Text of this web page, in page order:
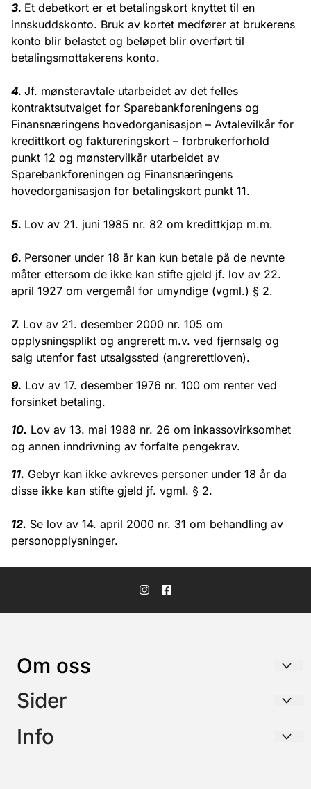
3. Et debetkort er et betalingskort knyttet til en
innskuddskonto. Bruk av kortet medfører at brukerens
konto blir belastet og beløpet blir overført til
betalingsmottakerens konto.
4. Jf. mønsteravtale utarbeidet av det felles
kontraktsutvalget for Sparebankforeningens og
Finansnæringens hovedorganisasjon – Avtalevilkår for
kredittkort og faktureringskort – forbrukerforhold
punkt 12 og mønstervilkår utarbeidet av
Sparebankforeningen og Finansnæringens
hovedorganisasjon for betalingskort punkt 11.
5. Lov av 21. juni 1985 nr. 82 om kredittkjøp m.m.
6. Personer under 18 år kan kun betale på de nevnte
måter ettersom de ikke kan stifte gjeld jf. lov av 22.
april 1927 om vergemål for umyndige (vgml.) § 2.
7. Lov av 21. desember 2000 nr. 105 om
opplysningsplikt og angrerett m.v. ved fjernsalg og
salg utenfor fast utsalgssted (angrerettloven).
9. Lov av 17. desember 1976 nr. 100 om renter ved
forsinket betaling.
10. Lov av 13. mai 1988 nr. 26 om inkassovirksomhet
og annen inndrivning av forfalte pengekrav.
11. Gebyr kan ikke avkreves personer under 18 år da
disse ikke kan stifte gjeld jf. vgml. § 2.
12. Se lov av 14. april 2000 nr. 31 om behandling av
personopplysninger.
Om oss
BJØRNARS TRANSPORT AS
5382 SKOGSVÅG
Sider
Om oss
Info